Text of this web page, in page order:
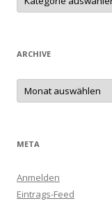
ARCHIVE
Archive
META
Anmelden
Eintrags-Feed